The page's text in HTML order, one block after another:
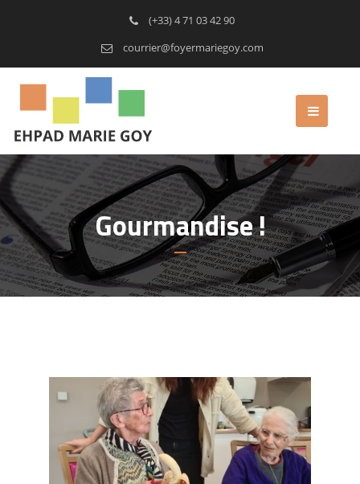
(+33) 4 71 03 42 90
courrier@foyermariegoy.com
Gourmandise !